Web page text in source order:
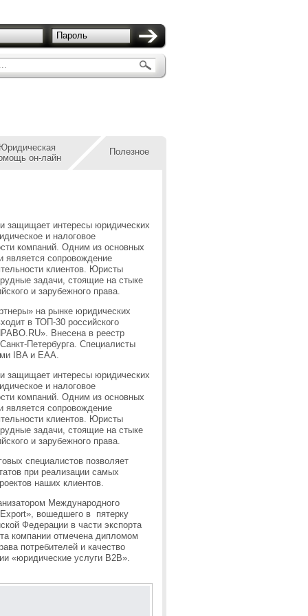
Пароль
Юридическая
он-лайн
Полезное
защищает интересы юридических
и налоговое
компаний. Одним из основных
является сопровождение
клиентов. Юристы
задачи, стоящие на стыке
и зарубежного права.
на рынке юридических
в ТОП-30 российского
Внесена в реестр
Петербурга. Специалисты
IBA и EAA.
защищает интересы юридических
и налоговое
компаний. Одним из основных
является сопровождение
клиентов. Юристы
задачи, стоящие на стыке
и зарубежного права.
специалистов позволяет
при реализации самых
наших клиентов.
Международного
вошедшего в пятерку
Федерации в части экспорта
компании отмечена дипломом
потребителей и качество
«юридические услуги B2B».